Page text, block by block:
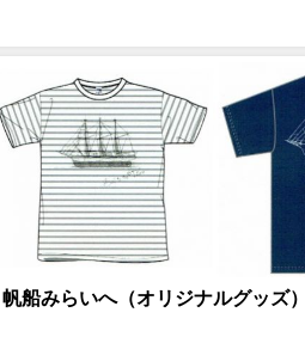
帆船みらいへ（オリジナルグッズ）